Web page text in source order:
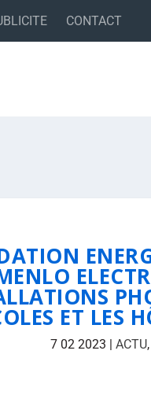
CONTACT
ET LES
7 02 2023 | ACTU,